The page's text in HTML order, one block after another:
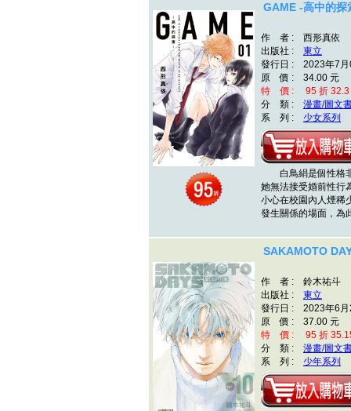
GAME -高中的探
作 者 : 西形真依
出版社 : 東立
發行日 : 2023年7月
原 價 : 34.00 元
特 價 : 95 折 32.3
分 類 : 漫畫/圖文
系 列 : 少女系列
白鳥絹是個性格非
她無法接受婚前性行
小心在校園內人煙稀
發生關係的場面，
SAKAMOTO
作 者 : 鈴木祐斗
出版社 : 東立
發行日 : 2023年6月
原 價 : 37.00 元
特 價 : 95 折
分 類 : 漫畫/圖文
系 列 : 少年系列